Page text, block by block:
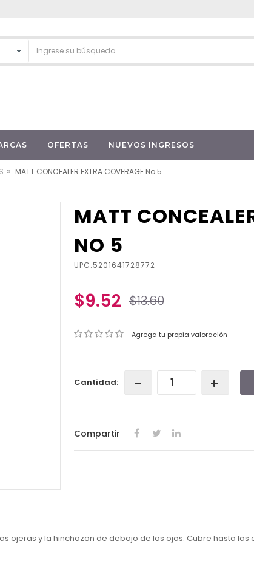
OFERTAS NUEVOS INGRESOS
» MATT CONCEALER EXTRA COVERAGE No 5
MATT
NO 5
UPC:5201641728772
$9.52 $13.60
Agrega tu propia valoración
Cantidad:
Compartir
ojeras y la hinchazon de debajo de los ojos. Cubre hasta las